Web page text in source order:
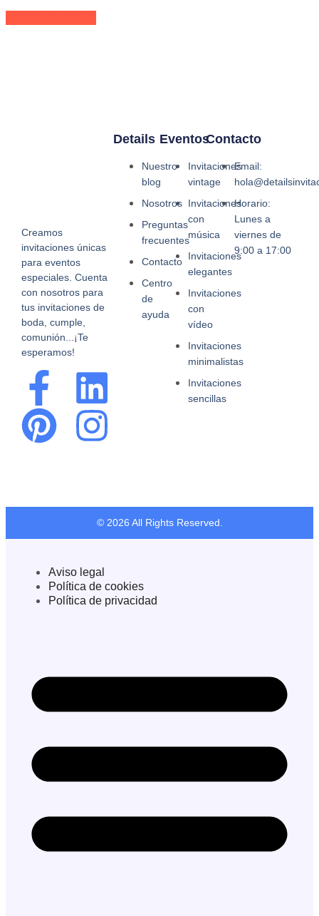
Creamos
invitaciones únicas
para eventos
especiales. Cuenta
con nosotros para
tus invitaciones de
boda, cumple,
comunión...¡Te
esperamos!
Eventos
Invitaciones
vintage
Invitaciones
con
música
Invitaciones
elegantes
Invitaciones
con
vídeo
Invitaciones
minimalistas
Invitaciones
sencillas
Details
Nuestro
blog
Nosotros
Preguntas
frecuentes
Contacto
Centro
de
ayuda
Contacto
Email:
Horario:
Lunes a
viernes de
9:00 a 17:00
© 2026 All Rights Reserved.
Aviso legal
Política de cookies
Política de privacidad